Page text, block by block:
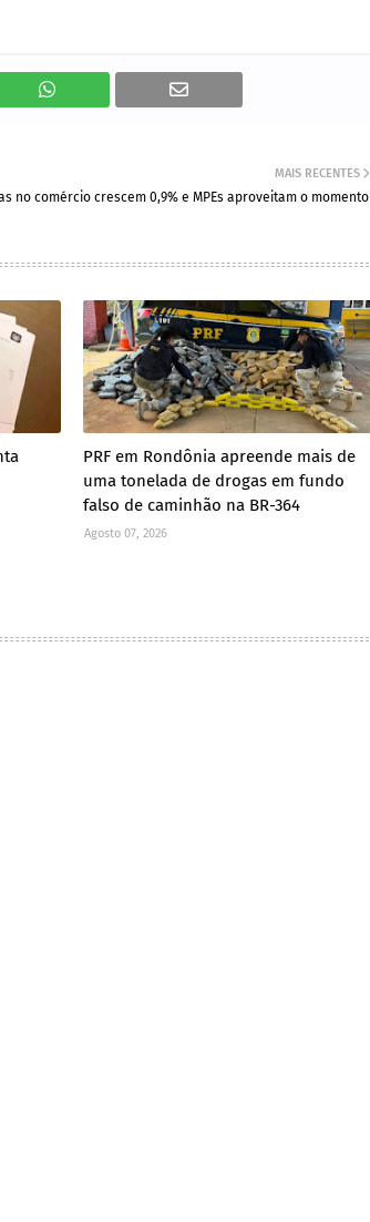
MAIS RECENTES
no comércio crescem 0,9% e MPEs aproveitam o momento
PRF em Rondônia apreende mais de
uma tonelada de drogas em fundo
falso de caminhão na BR-364
Agosto 07, 2026